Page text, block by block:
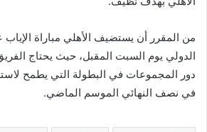
من المقرر أن يستضيف الأهلي مباراة الإياب
الدولي يوم السبت المقبل، حيث يحتاج
دور المجموعات في البطولة التي يطمح
في نصف النهائي الموسم الماضي.